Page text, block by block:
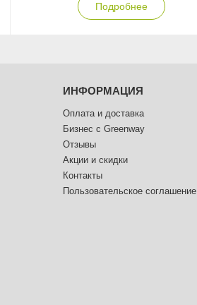
Подробнее
ИНФОРМАЦИЯ
Оплата и доставка
Бизнес с Greenway
Отзывы
Акции и скидки
Контакты
Пользовательское соглашение